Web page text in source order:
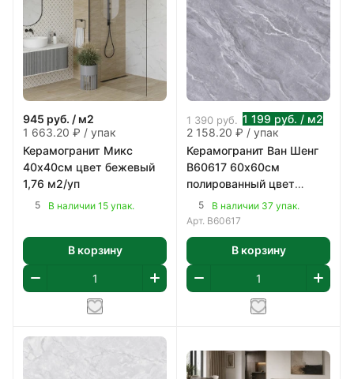
945 руб. / м2
1 663.20 ₽ / упак
Керамогранит Микс
40х40см цвет бежевый
1,76 м2/уп
5 В наличии 15 упак.
В корзину
1 390 руб. 1 199 руб. / м2
2 158.20 ₽ / упак
Керамогранит Ван Шенг
B60617 60х60см
полированный цвет
темно-серый 1,8 м2/уп
5
В наличии 37 упак.
Арт. B60617
В корзину